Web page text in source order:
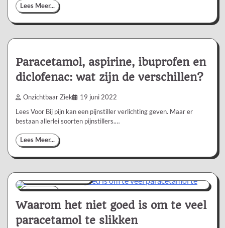
Lees Meer...
Paracetamol, aspirine, ibuprofen en
diclofenac: wat zijn de verschillen?
Onzichtbaar Ziek 19 juni 2022
Lees Voor Bij pijn kan een pijnstiller verlichting geven. Maar er
bestaan allerlei soorten pijnstillers.…
Lees Meer...
1 min 0
Nieuws/Informatie
Waarom het niet goed is om te veel
paracetamol te slikken